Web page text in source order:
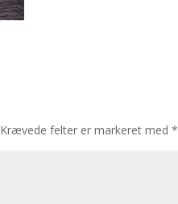
Krævede felter er markeret med*